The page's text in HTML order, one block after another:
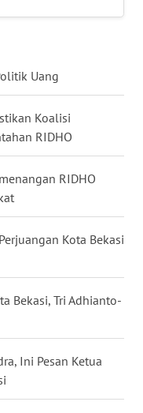
Uang
Koalisi
RIDHO
RIDHO
Kota Bekasi
Bekasi, Tri Adhianto-
Ini Pesan Ketua